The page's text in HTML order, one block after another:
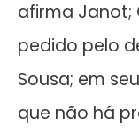
afirma Janot;
pedido pelo
Sousa; em
que não há